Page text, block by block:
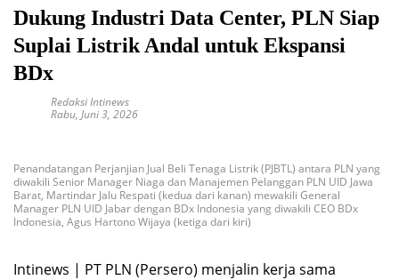
Dukung Industri Data Center, PLN Siap
Suplai Listrik Andal untuk Ekspansi
BDx
Redaksi Intinews
Rabu, Juni 3, 2026
Penandatangan Perjanjian Jual Beli Tenaga Listrik (PJBTL) antara PLN yang
diwakili Senior Manager Niaga dan Manajemen Pelanggan PLN UID Jawa
Barat, Martindar Jalu Respati (kedua dari kanan) mewakili General
Manager PLN UID Jabar dengan BDx Indonesia yang diwakili CEO BDx
Indonesia, Agus Hartono Wijaya (ketiga dari kiri)
Intinews | PT PLN (Persero) menjalin kerja sama